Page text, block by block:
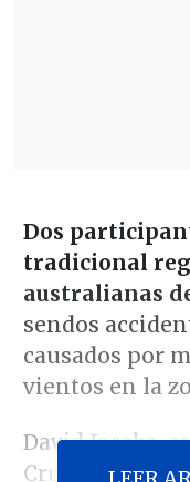
Dos
tradicional
australianas
sendos
causados por
vientos en la
David Jacobs,
Crucero de